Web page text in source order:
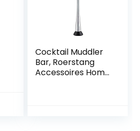
Cocktail Muddler
Bar, Roerstang
Accessoires Home